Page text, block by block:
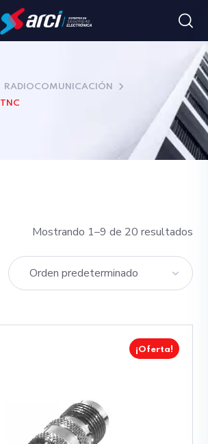
RADIOCOMUNICACIÓN
TNC
Mostrando 1–9 de 20 resultados
¡Oferta!